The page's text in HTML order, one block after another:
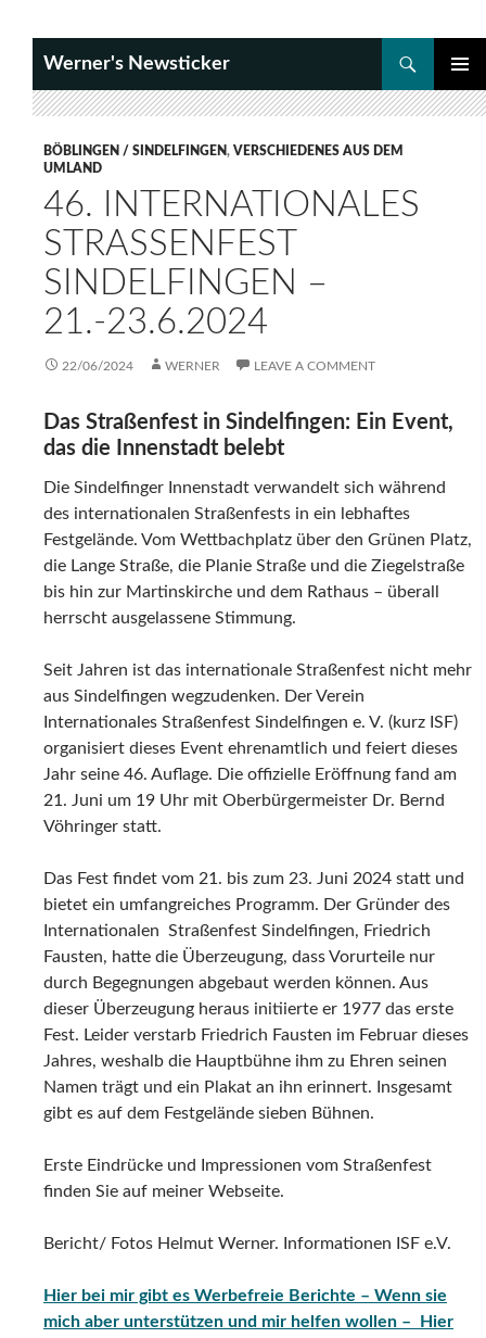
Werner's Newsticker
MENU
TO
BÖBLINGEN / SINDELFINGEN, VERSCHIEDENES AUS DEM
UMLAND
46. INTERNATIONALES
STRASSENFEST S
INDELFINGEN –
21.-23.6.2024
22/06/2024 WERNER LEAVE A COMMENT
Das Straßenfest in Sindelfingen: Ein Event,
das die Innenstadt belebt
Die Sindelfinger Innenstadt verwandelt sich während
des internationalen Straßenfests in ein lebhaftes
Festgelände. Vom Wettbachplatz über den Grünen Platz,
die Lange Straße, die Planie Straße und die Ziegelstraße
bis hin zur Martinskirche und dem Rathaus – überall
herrscht ausgelassene Stimmung.
Seit Jahren ist das internationale Straßenfest nicht mehr
aus Sindelfingen wegzudenken. Der Verein
Internationales Straßenfest Sindelfingen e. V. (kurz ISF)
organisiert dieses Event ehrenamtlich und feiert dieses
Jahr seine 46. Auflage. Die offizielle Eröffnung fand am
21. Juni um 19 Uhr mit Oberbürgermeister Dr. Bernd
Vöhringer statt.
Das Fest findet vom 21. bis zum 23. Juni 2024 statt und
bietet ein umfangreiches Programm. Der Gründer des
Internationalen Straßenfest Sindelfingen, Friedrich
Fausten, hatte die Überzeugung, dass Vorurteile nur
durch Begegnungen abgebaut werden können. Aus
dieser Überzeugung heraus initiierte er 1977 das erste
Fest. Leider verstarb Friedrich Fausten im Februar dieses
Jahres, weshalb die Hauptbühne ihm zu Ehren seinen
Namen trägt und ein Plakat an ihn erinnert. Insgesamt
gibt es auf dem Festgelände sieben Bühnen.
Erste Eindrücke und Impressionen vom Straßenfest
finden Sie auf meiner Webseite.
Bericht/ Fotos Helmut Werner. Informationen ISF e.V.
Hier bei mir gibt es Werbefreie Berichte – Wenn sie
mich aber unterstützen und mir helfen wollen – Hier